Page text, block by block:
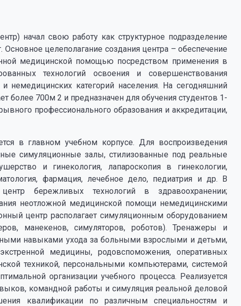
начал свою работу как структурное подразделение
целеполагание создания центра – обеспечение
медицинской помощью посредством применения в
технологий освоения и совершенствования
немедицинских категорий населения. На сегодняшний
более 700м 2 и предназначен для обучения студентов 1-
профессионального образования и аккредитации,
в главном учебном корпусе. Для воспроизведения
симуляционные залы, стилизованные под реальные
и гинекология, лапароскопия в гинекологии,
фармация, лечебное дело, педиатрия и др. В
бережливых технологий в здравоохранении;
неотложной медицинской помощи немедицинскими
центр располагает симуляционным оборудованием
манекенов, симуляторов, роботов). Тренажеры и
навыками ухода за больными взрослыми и детьми,
медицины, родовспоможения, оперативных
техникой, персональными компьютерами, системой
организации учебного процесса. Реализуется
командной работы и симуляция реальной деловой
квалификации по различным специальностям и